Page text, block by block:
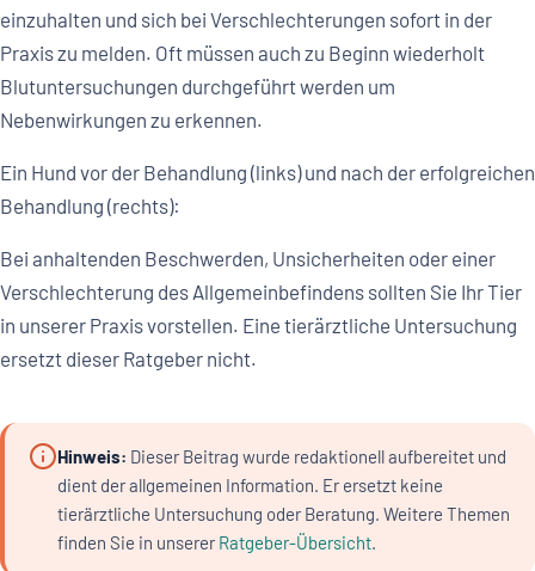
einzuhalten und sich bei Verschlechterungen sofort in der
Praxis zu melden. Oft müssen auch zu Beginn wiederholt
Blutuntersuchungen durchgeführt werden um
Nebenwirkungen zu erkennen.
Ein Hund vor der Behandlung (links) und nach der erfolgreichen
Behandlung (rechts):
Bei anhaltenden Beschwerden, Unsicherheiten oder einer
Verschlechterung des Allgemeinbefindens sollten Sie Ihr Tier
in unserer Praxis vorstellen. Eine tierärztliche Untersuchung
ersetzt dieser Ratgeber nicht.
Hinweis: Dieser Beitrag wurde redaktionell aufbereitet und
dient der allgemeinen Information. Er ersetzt keine
tierärztliche Untersuchung oder Beratung. Weitere Themen
finden Sie in unserer Ratgeber-Übersicht.